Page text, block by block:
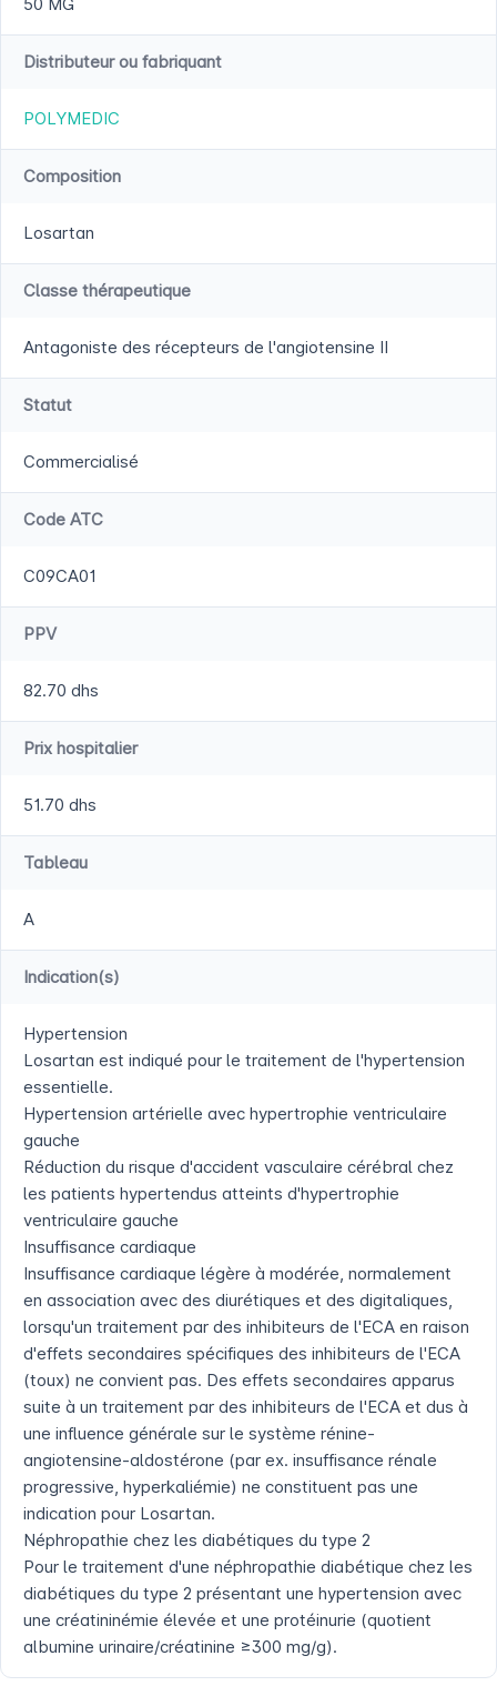
50 MG
Distributeur ou fabriquant
POLYMEDIC
Composition
Losartan
Classe thérapeutique
Antagoniste des récepteurs de l'angiotensine II
Statut
Commercialisé
Code ATC
C09CA01
PPV
82.70 dhs
Prix hospitalier
51.70 dhs
Tableau
A
Indication(s)
Hypertension
Losartan est indiqué pour le traitement de l'hypertension
essentielle.
Hypertension artérielle avec hypertrophie ventriculaire
gauche
Réduction du risque d'accident vasculaire cérébral chez
les patients hypertendus atteints d'hypertrophie
ventriculaire gauche
Insuffisance cardiaque
Insuffisance cardiaque légère à modérée, normalement
en association avec des diurétiques et des digitaliques,
lorsqu'un traitement par des inhibiteurs de l'ECA en raison
d'effets secondaires spécifiques des inhibiteurs de l'ECA
(toux) ne convient pas. Des effets secondaires apparus
suite à un traitement par des inhibiteurs de l'ECA et dus à
une influence générale sur le système rénine-
angiotensine-aldostérone (par ex. insuffisance rénale
progressive, hyperkaliémie) ne constituent pas une
indication pour Losartan.
Néphropathie chez les diabétiques du type 2
Pour le traitement d'une néphropathie diabétique chez les
diabétiques du type 2 présentant une hypertension avec
une créatininémie élevée et une protéinurie (quotient
albumine urinaire/créatinine ≥300 mg/g).